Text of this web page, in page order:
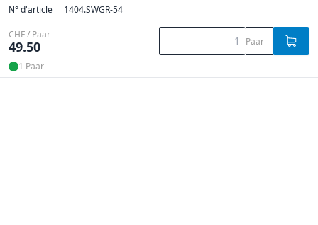
N° d'article 1404.SWGR-54
CHF / Paar
49.50 Paar
1 Paar